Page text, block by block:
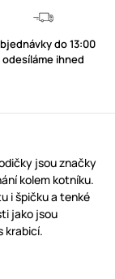
do 13:00
odesíláme ihned
jsou značky
kolem kotníku.
i špičku a tenké
jako jsou
krabicí.